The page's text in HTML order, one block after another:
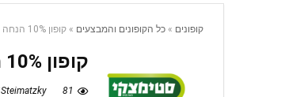
קופונים » כל הקופונים והמבצעים » קופון 10% הנחה – Steimatzky סטימצקי
קופון 10% הנחה – Steimatzky סטימצקי
81 Steimatzky סטימצקי